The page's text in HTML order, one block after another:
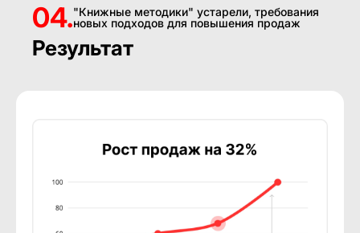
04."Книжные методики" устарели, требования
новых подходов для повышения продаж
Результат